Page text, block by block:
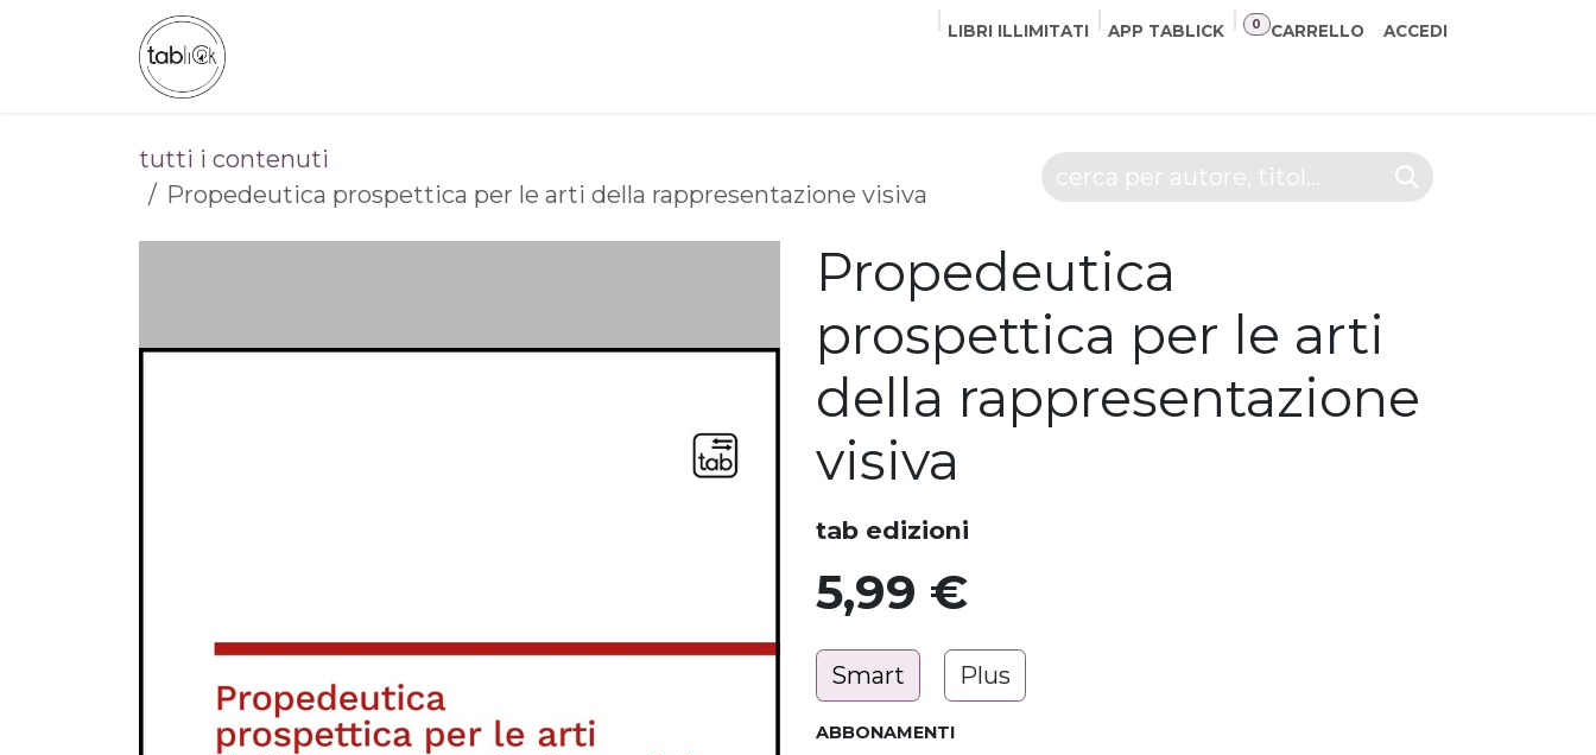
Passa al contenuto LIBRI ILLIMITATI APP TABLICK CARRELLO
0 ACCEDI
tutti i contenuti
Propedeutica prospettica per le arti della rappresentazione visiva
Propedeutica
prospettica per le arti
della rappresentazione
visiva
tab edizioni
5,99 €
Smart Plus
ABBONAMENTI